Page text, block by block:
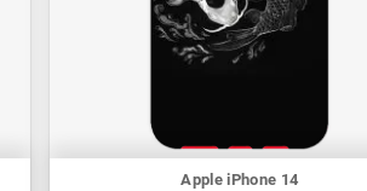
Apple iPhone 14